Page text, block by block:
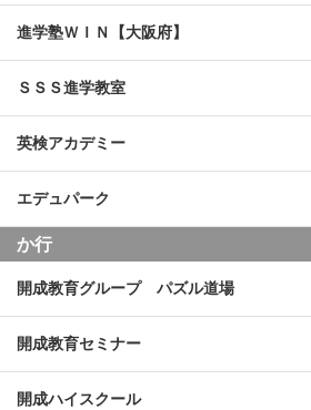
進学塾ＷＩＮ【大阪府】
ＳＳＳ進学教室
英検アカデミー
エデュパーク
か行
開成教育グループ パズル道場
開成教育セミナー
開成ハイスクール